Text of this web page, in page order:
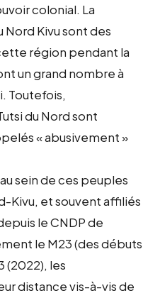
colonial. La
Kivu sont des
région pendant la
un grand nombre à
Toutefois,
du Nord sont
« abusivement »
sein de ces peuples
Kivu, et souvent affiliés
le CNDP de
le M23 (des débuts
(2022), les
distance vis-à-vis de